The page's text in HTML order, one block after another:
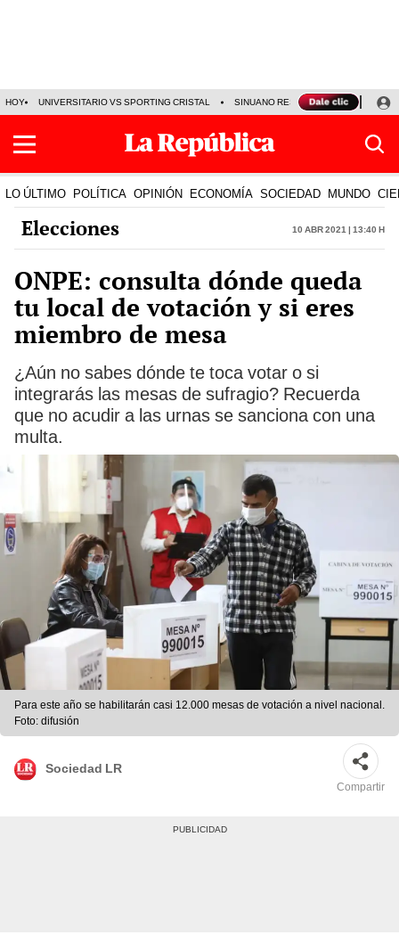
HOY UNIVERSITARIO VS SPORTING CRISTAL SINUANO RESULTADOS HOY
LO ÚLTIMO POLÍTICA OPINIÓN ECONOMÍA SOCIEDAD MUNDO
Elecciones 10 Abr 2021 | 13:40 h
ONPE: consulta dónde queda
tu local de votación y si eres
miembro de mesa
¿Aún no sabes dónde te toca votar o si
integrarás las mesas de sufragio? Recuerda
que no acudir a las urnas se sanciona con una
multa.
Para este año se habilitarán casi 12.000 mesas de votación a nivel nacional.
Foto: difusión
Sociedad LR
Compartir